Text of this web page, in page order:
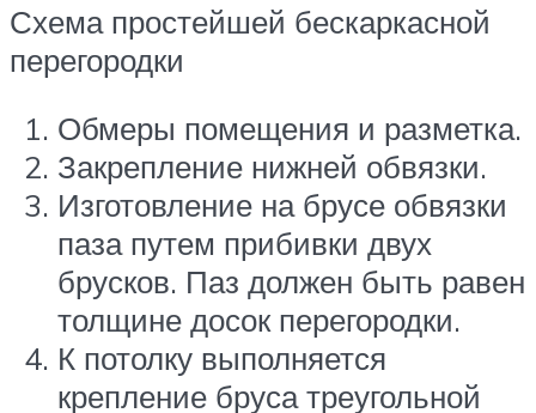
Схема простейшей бескаркасной
перегородки
Обмеры помещения и разметка.
Закрепление нижней обвязки.
Изготовление на брусе обвязки
паза путем прибивки двух
брусков. Паз должен быть равен
толщине досок перегородки.
К потолку выполняется
крепление бруса треугольной